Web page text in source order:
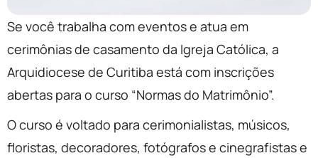
Se você trabalha com eventos e atua em
cerimônias de casamento da Igreja Católica, a
Arquidiocese de Curitiba está com inscrições
abertas para o curso “Normas do Matrimônio”.
O curso é voltado para cerimonialistas, músicos,
floristas, decoradores, fotógrafos e cinegrafistas e